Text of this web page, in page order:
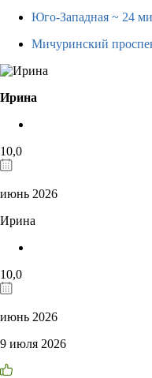
Юго-Западная ~ 24
Мичуринский
Ирина
10,0
июнь 2026
Ирина
10,0
июнь 2026
9 июля 2026